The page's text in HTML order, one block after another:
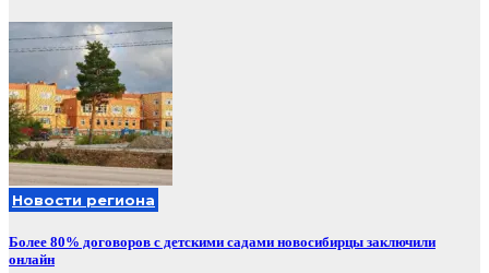
Новости региона
Более 80% договоров с детскими садами новосибирцы заключили
онлайн